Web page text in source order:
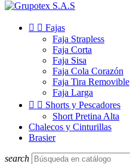
  Fajas
Faja Strapless
Faja Corta
Faja Sisa
Faja Cola Corazón
Faja Tira Removible
Faja Larga
  Shorts y Pescadores
Short Pretina Alta
Chalecos y Cinturillas
Brasier
search